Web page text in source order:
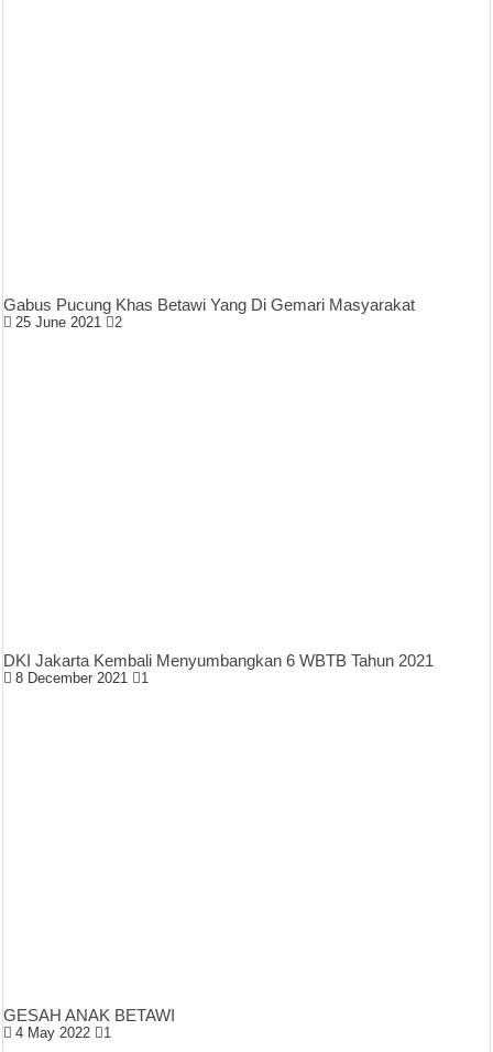
Gabus Pucung Khas Betawi Yang Di Gemari Masyarakat
25 June 2021 2
DKI Jakarta Kembali Menyumbangkan 6 WBTB Tahun 2021
8 December 2021 1
GESAH ANAK BETAWI
4 May 2022 1